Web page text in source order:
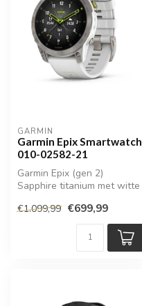
GARMIN
Garmin Epix Smartwatch
010-02582-21
Garmin Epix (gen 2)
Sapphire titanium met witte
€1.099,99 €699,99